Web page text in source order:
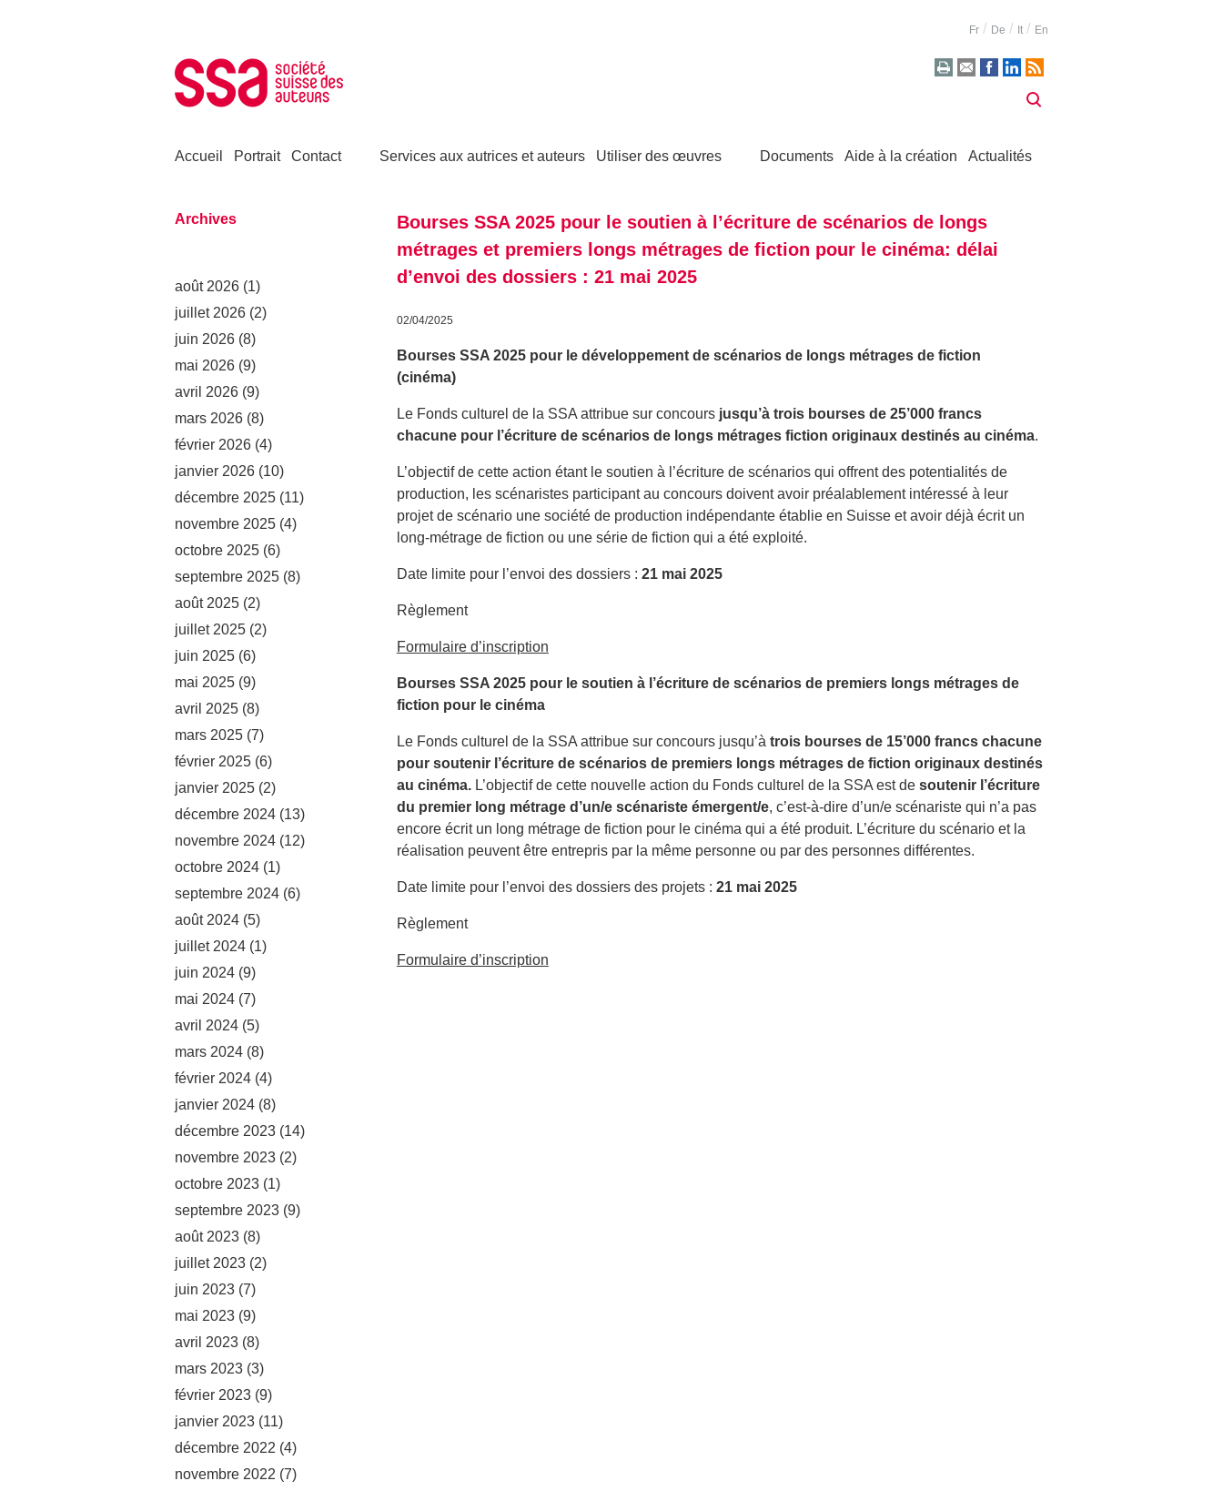
Fr De It En
Accueil Portrait Contact Services aux autrices et auteurs Utiliser des œuvres Documents Aide à la création Actualités
Archives
août 2026 (1)
juillet 2026 (2)
juin 2026 (8)
mai 2026 (9)
avril 2026 (9)
mars 2026 (8)
février 2026 (4)
janvier 2026 (10)
décembre 2025 (11)
novembre 2025 (4)
octobre 2025 (6)
septembre 2025 (8)
août 2025 (2)
juillet 2025 (2)
juin 2025 (6)
mai 2025 (9)
avril 2025 (8)
mars 2025 (7)
février 2025 (6)
janvier 2025 (2)
décembre 2024 (13)
novembre 2024 (12)
octobre 2024 (1)
septembre 2024 (6)
août 2024 (5)
juillet 2024 (1)
juin 2024 (9)
mai 2024 (7)
avril 2024 (5)
mars 2024 (8)
février 2024 (4)
janvier 2024 (8)
décembre 2023 (14)
novembre 2023 (2)
octobre 2023 (1)
septembre 2023 (9)
août 2023 (8)
juillet 2023 (2)
juin 2023 (7)
mai 2023 (9)
avril 2023 (8)
mars 2023 (3)
février 2023 (9)
janvier 2023 (11)
décembre 2022 (4)
novembre 2022 (7)
Bourses SSA 2025 pour le soutien à l’écriture de scénarios de longs
métrages et premiers longs métrages de fiction pour le cinéma: délai
d’envoi des dossiers : 21 mai 2025
02/04/2025
Bourses SSA 2025 pour le développement de scénarios de longs métrages de fiction
(cinéma)
Le Fonds culturel de la SSA attribue sur concours jusqu’à trois bourses de 25’000 francs
chacune pour l’écriture de scénarios de longs métrages fiction originaux destinés au cinéma.
L’objectif de cette action étant le soutien à l’écriture de scénarios qui offrent des potentialités de
production, les scénaristes participant au concours doivent avoir préalablement intéressé à leur
projet de scénario une société de production indépendante établie en Suisse et avoir déjà écrit un
long-métrage de fiction ou une série de fiction qui a été exploité.
Date limite pour l’envoi des dossiers : 21 mai 2025
Règlement
Formulaire d’inscription
Bourses SSA 2025 pour le soutien à l’écriture de scénarios de premiers longs métrages de
fiction pour le cinéma
Le Fonds culturel de la SSA attribue sur concours jusqu’à trois bourses de 15’000 francs chacune
pour soutenir l’écriture de scénarios de premiers longs métrages de fiction originaux destinés
au cinéma. L’objectif de cette nouvelle action du Fonds culturel de la SSA est de soutenir l’écriture
du premier long métrage d’un/e scénariste émergent/e, c’est-à-dire d’un/e scénariste qui n’a pas
encore écrit un long métrage de fiction pour le cinéma qui a été produit. L’écriture du scénario et la
réalisation peuvent être entrepris par la même personne ou par des personnes différentes.
Date limite pour l’envoi des dossiers des projets : 21 mai 2025
Règlement
Formulaire d’inscription